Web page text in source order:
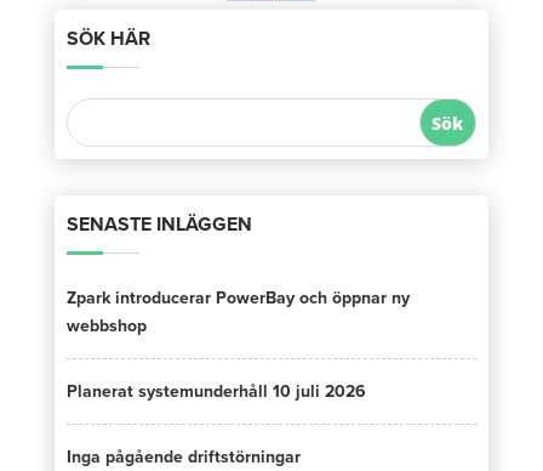
SÖK HÄR
SENASTE INLÄGGEN
Zpark introducerar PowerBay och öppnar ny
webbshop
Planerat systemunderhåll 10 juli 2026
Inga pågående driftstörningar